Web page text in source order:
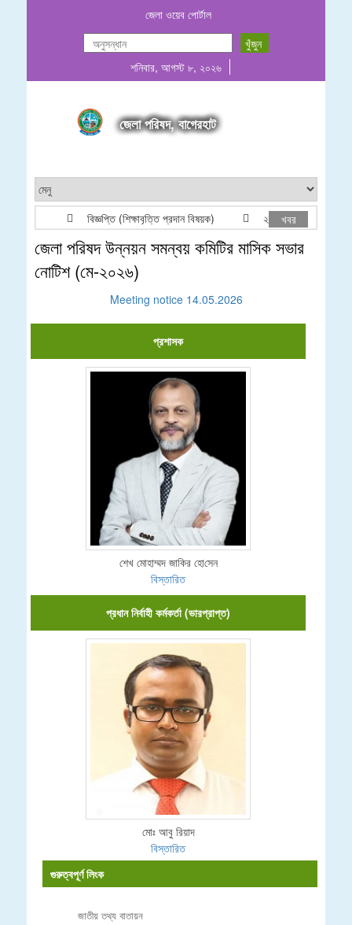
জেলা ওয়েব পোর্টাল
শনিবার, আগস্ট ৮, ২০২৬
জেলা পরিষদ, বাগেরহাট
বিজ্ঞপ্তি (শিক্ষাবৃত্তি প্রদান বিষয়ক) ২০২৬-২০২৭ অর্থবছরের
খবর
জেলা পরিষদ উন্নয়ন সমন্বয় কমিটির মাসিক সভার
নোটিশ (মে-২০২৬)
Meeting notice 14.05.2026
প্রশাসক
শেখ মোহাম্মদ জা‌কির হো‌সেন
বিস্তারিত
প্রধান নির্বাহী কর্মকর্তা (ভারপ্রাপ্ত)
মোঃ আবু রিয়াদ
বিস্তারিত
গুরুত্বপূর্ণ লিংক
জাতীয় তথ্য বাতায়ন